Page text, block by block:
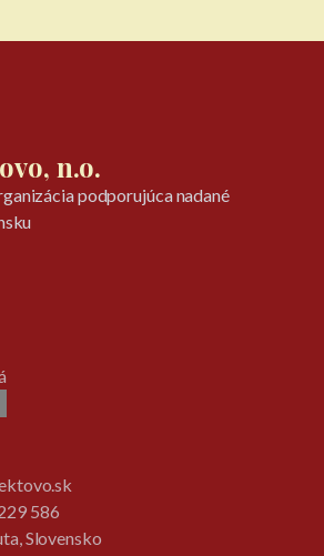
n.o.
podporujúca nadané
586
Slovensko